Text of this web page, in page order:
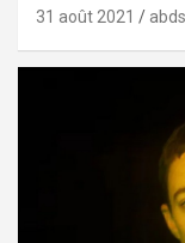
31 août 2021